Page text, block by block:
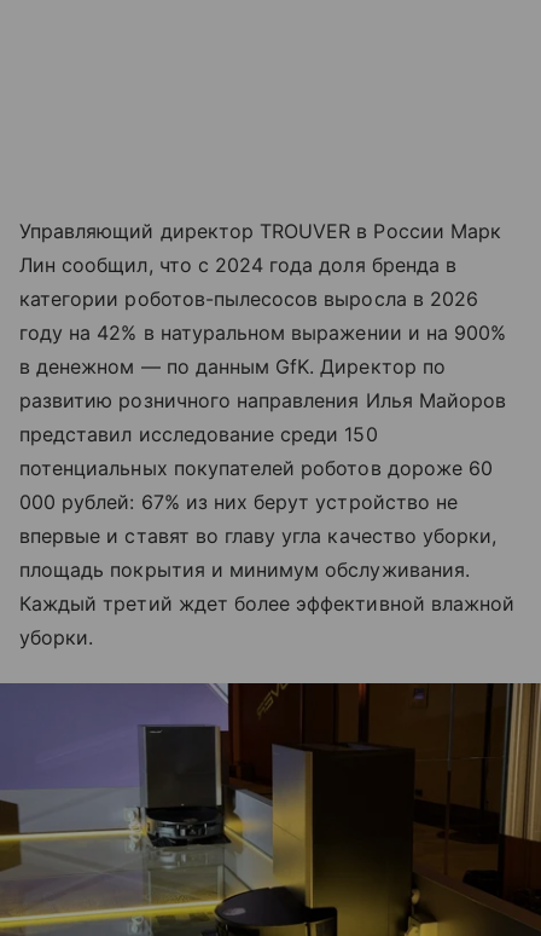
Управляющий директор TROUVER в России Марк
Лин сообщил, что с 2024 года доля бренда в
категории роботов-пылесосов выросла в 2026
году на 42% в натуральном выражении и на 900%
в денежном — по данным GfK. Директор по
развитию розничного направления Илья Майоров
представил исследование среди 150
потенциальных покупателей роботов дороже 60
000 рублей: 67% из них берут устройство не
впервые и ставят во главу угла качество уборки,
площадь покрытия и минимум обслуживания.
Каждый третий ждет более эффективной влажной
уборки.